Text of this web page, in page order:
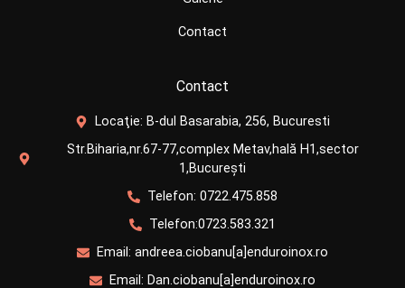
Contact
Contact
Locaţie: B-dul Basarabia, 256, Bucuresti
Str.Biharia,nr.67-77,complex Metav,hală H1,sector
1,București
Telefon: 0722.475.858
Telefon:0723.583.321
Email: andreea.ciobanu[a]enduroinox.ro
Email: Dan.ciobanu[a]enduroinox.ro